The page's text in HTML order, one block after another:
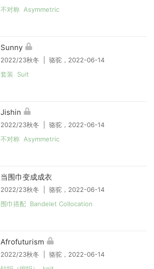
不对称 Asymmetric
Sunny
2022/23秋冬 | 骆驼，2022-06-14
套装 Suit
Jishin
2022/23秋冬 | 骆驼，2022-06-14
不对称 Asymmetric
当围巾变成成衣
2022/23秋冬 | 骆驼，2022-06-14
围巾搭配 Bandelet Collocation
Afrofuturism
2022/23秋冬 | 骆驼，2022-06-14